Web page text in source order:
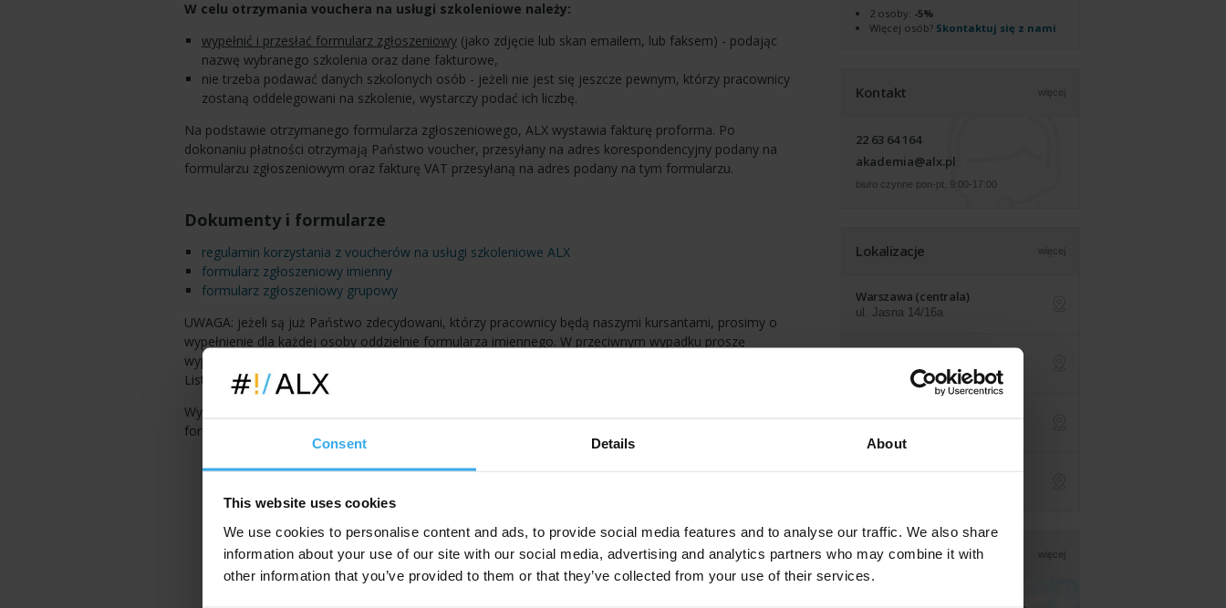
Consent Details About
This website uses cookies
We use cookies to personalise content and ads, to provide social media features and to analyse our traffic. We also share
information about your use of our site with our social media, advertising and analytics partners who may combine it with
other information that you’ve provided to them or that they’ve collected from your use of their services.
W celu otrzymania vouchera na usługi szkoleniowe należy:
wypełnić i przesłać formularz zgłoszeniowy(jako zdjęcie lub skan emailem, lub faksem) - podając
nazwę wybranego szkolenia oraz dane fakturowe,
nie trzeba podawać danych szkolonych osób - jeżeli nie jest się jeszcze pewnym, którzy pracownicy
zostaną oddelegowani na szkolenie, wystarczy podać ich liczbę.
Na podstawie otrzymanego formularza zgłoszeniowego, ALX wystawia fakturę proforma. Po
dokonaniu płatności otrzymają Państwo voucher, przesyłany na adres korespondencyjny podany na
formularzu zgłoszeniowym oraz fakturę VAT przesyłaną na adres podany na tym formularzu.
Dokumenty i formularze
regulamin korzystania z voucherów na usługi szkoleniowe ALX
formularz zgłoszeniowy imienny
formularz zgłoszeniowy grupowy
UWAGA: jeżeli są już Państwo zdecydowani, którzy pracownicy będą naszymi kursantami, prosimy o
wypełnienie dla każdej osoby oddzielnie formularza imiennego. W przeciwnym wypadku proszę
wypełnić formularz grupowy, podając liczbę rezerwowanych miejsc (bez danych osobowych słuchaczy).
Listę szkolonych osób można podać później, dokonując zapisu już na konkretny termin.
Wypełnione formularze prosimy przesłać na nr faksu (22) 26-60-695 lub emailem na adres
formularze@alx.pl
2 osoby: -5%
Więcej osób? Skontaktuj się z nami
Kontakt więcej
22 63 64 164
akademia@alx.pl
biuro czynne pon-pt, 9:00-17:00
Lokalizacje więcej
Warszawa (centrala)
ul. Jasna 14/16a
z dowolnej lokalizacji
Nasza siedziba więcej